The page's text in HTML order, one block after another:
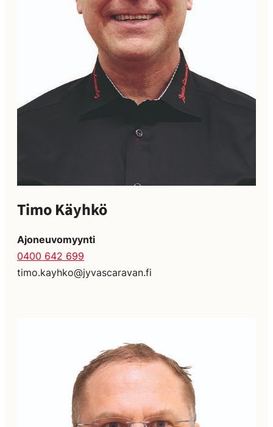
Timo Käyhkö
Ajoneuvomyynti
0400 642 699
timo.kayhko@jyvascaravan.fi